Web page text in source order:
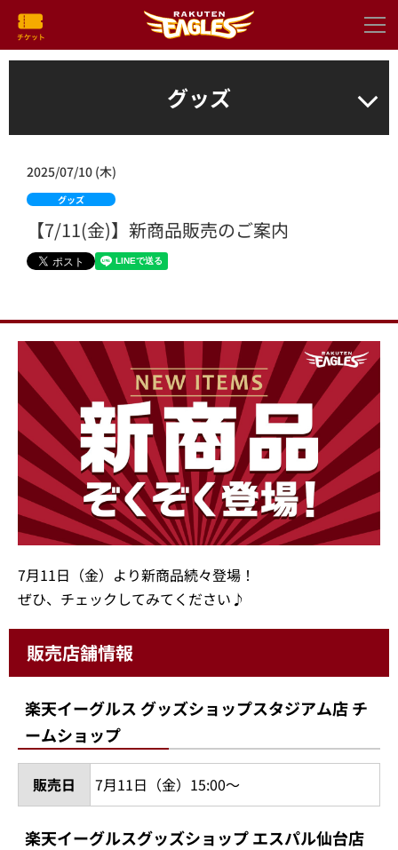
グッズ
2025/07/10 (木)
グッズ
【7/11(金)】新商品販売のご案内
7月11日（金）より新商品続々登場！
ぜひ、チェックしてみてください♪
販売店舗情報
楽天イーグルス グッズショップスタジアム店 チ
ームショップ
販売日 7月11日（金）15:00～
楽天イーグルスグッズショップ エスパル仙台店